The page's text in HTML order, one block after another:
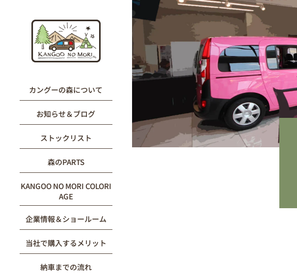
カングーの森について
お知らせ＆ブログ
ストックリスト
森のPARTS
KANGOO NO MORI COLORI
AGE
企業情報＆ショールーム
当社で購入するメリット
納車までの流れ